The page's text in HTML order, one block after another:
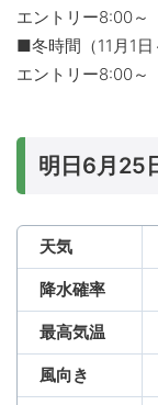
エントリー8:00
■冬時間（11月1日
エントリー8:00
明日6月25
天気
降水確率
最高気温
風向き